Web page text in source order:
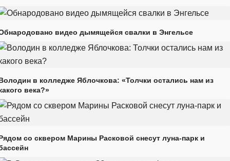
видео дымящейся свалки в Энгельсе
в колледже Яблочкова: «Толчки остались нам из
века?»
со сквером Марины Расковой снесут луна-парк и